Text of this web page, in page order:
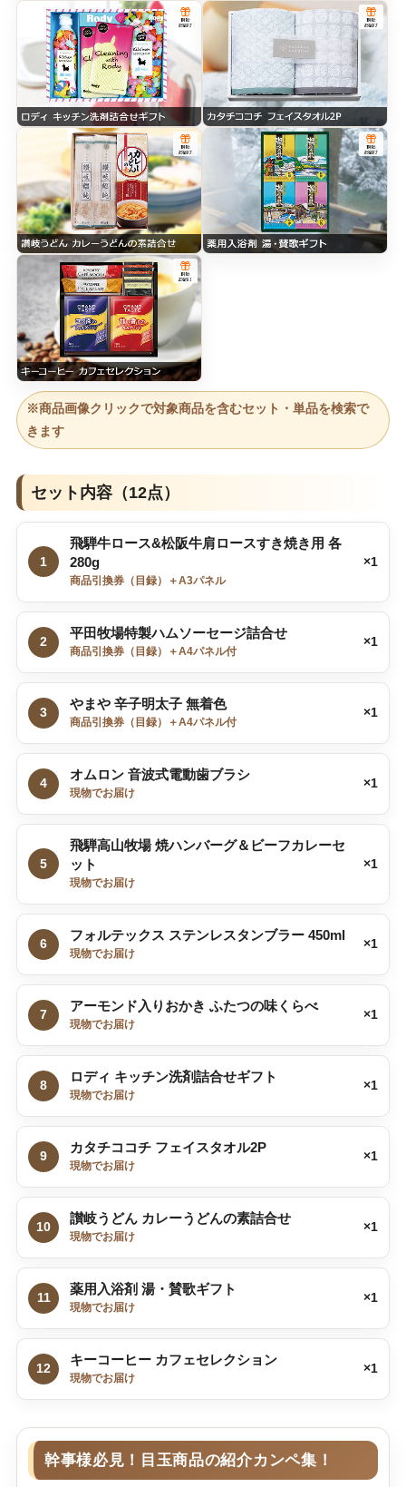
※商品画像クリックで対象商品を含むセット・単品を検索で
きます
セット内容（12点）
1
飛騨牛ロース&松阪牛肩ロースすき焼き用 各
280g
商品引換券（目録）＋A3パネル
×1
2
平田牧場特製ハムソーセージ詰合せ
商品引換券（目録）＋A4パネル付
×1
3
やまや 辛子明太子 無着色
商品引換券（目録）＋A4パネル付
×1
4
オムロン 音波式電動歯ブラシ
現物でお届け
×1
5
飛騨高山牧場 焼ハンバーグ＆ビーフカレーセ
ット
現物でお届け
×1
6
フォルテックス ステンレスタンブラー 450ml
現物でお届け
×1
7
アーモンド入りおかき ふたつの味くらべ
現物でお届け
×1
8
ロディ キッチン洗剤詰合せギフト
現物でお届け
×1
9
カタチココチ フェイスタオル2P
現物でお届け
×1
10
讃岐うどん カレーうどんの素詰合せ
現物でお届け
×1
11
薬用入浴剤 湯・賛歌ギフト
現物でお届け
×1
12
キーコーヒー カフェセレクション
現物でお届け
×1
幹事様必見！目玉商品の紹介カンペ集！